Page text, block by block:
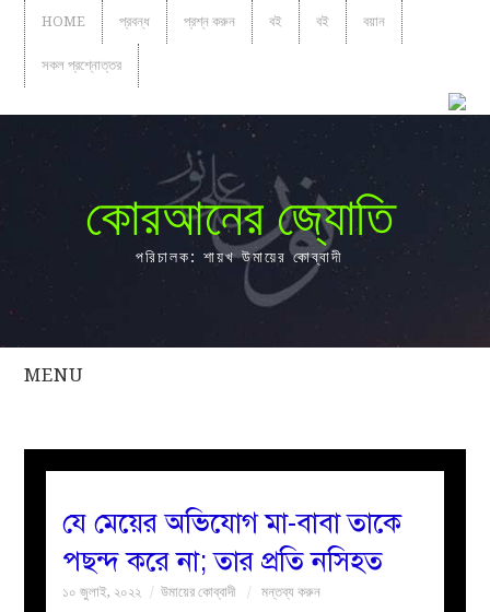
HOME প্রবন্ধ প্রশ্ন করুন বই বই বয়ান
সকল প্রশ্নোত্তর
কোরআনের জ্যোতি
পরিচালক: শায়খ উমায়ের কোব্বাদী
MENU
সকল
নারীদের
যে মেয়ের অভিযোগ মা-বাবা তাকে
পছন্দ করে না; তার প্রতি নসিহত
১০ জুলাই, ২০২২ উমায়ের কোব্বাদী মন্তব্য করুন